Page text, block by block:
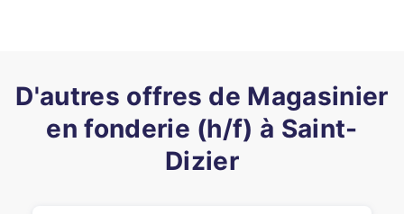
D'autres offres de Magasinier
en fonderie (h/f) à Saint-
Dizier